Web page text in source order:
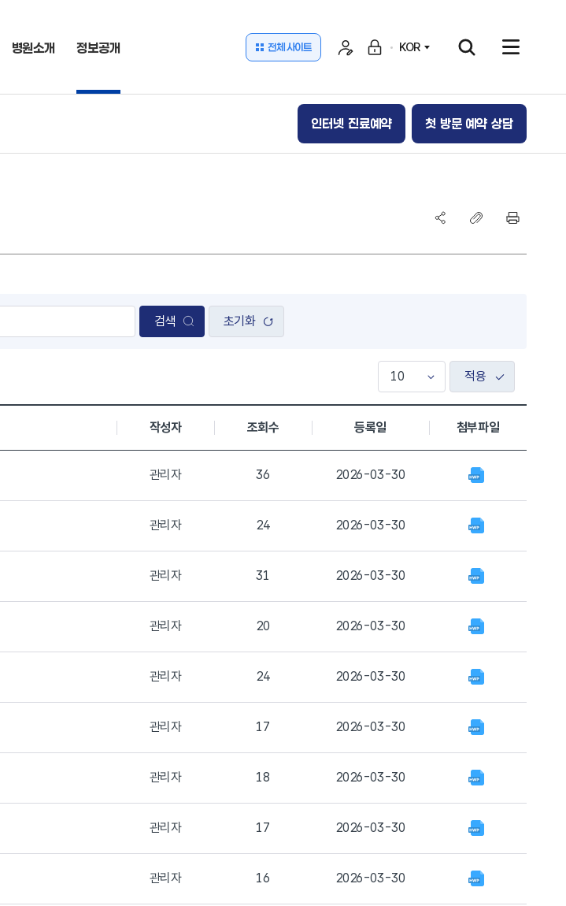
전체 사이트 KOR
병원소개 정보공개
​인터넷 진료예약 첫 방문 예약 상담
초기화
적용
작성자 조회수 등록일 첨부파일
관리자 36 2026-03-30
관리자 24 2026-03-30
관리자 31 2026-03-30
관리자 20 2026-03-30
관리자 24 2026-03-30
관리자 17 2026-03-30
관리자 18 2026-03-30
관리자 17 2026-03-30
관리자 16 2026-03-30